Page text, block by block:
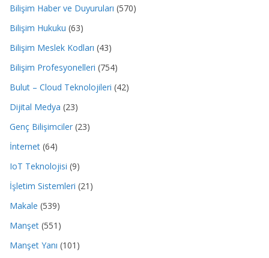
Bilişim Haber ve Duyuruları (570)
Bilişim Hukuku (63)
Bilişim Meslek Kodları (43)
Bilişim Profesyonelleri (754)
Bulut – Cloud Teknolojileri (42)
Dijital Medya (23)
Genç Bilişimciler (23)
İnternet (64)
IoT Teknolojisi (9)
İşletim Sistemleri (21)
Makale (539)
Manşet (551)
Manşet Yanı (101)